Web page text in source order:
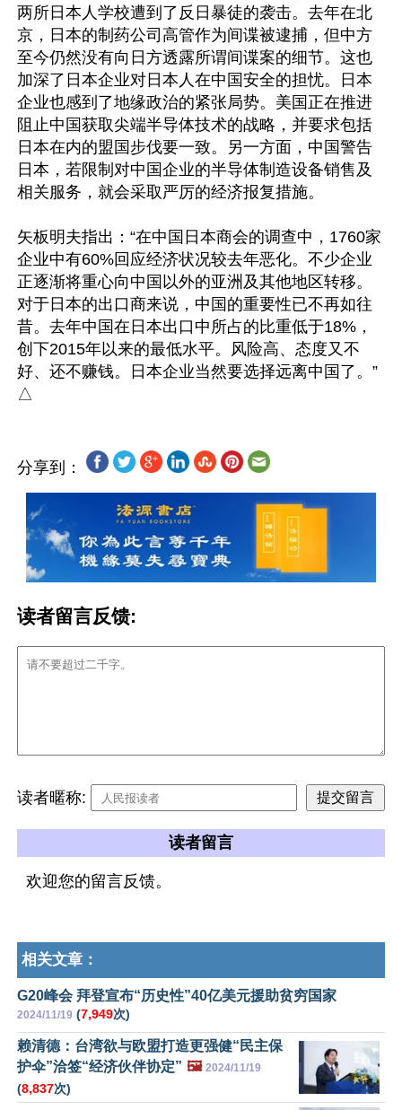
两所日本人学校遭到了反日暴徒的袭击。去年在北
京，日本的制药公司高管作为间谍被逮捕，但中方
至今仍然没有向日方透露所谓间谍案的细节。这也
加深了日本企业对日本人在中国安全的担忧。日本
企业也感到了地缘政治的紧张局势。美国正在推进
阻止中国获取尖端半导体技术的战略，并要求包括
日本在内的盟国步伐要一致。另一方面，中国警告
日本，若限制对中国企业的半导体制造设备销售及
相关服务，就会采取严厉的经济报复措施。
矢板明夫指出：“在中国日本商会的调查中，1760家
企业中有60%回应经济状况较去年恶化。不少企业
正逐渐将重心向中国以外的亚洲及其他地区转移。
对于日本的出口商来说，中国的重要性已不再如往
昔。去年中国在日本出口中所占的比重低于18%，
创下2015年以来的最低水平。风险高、态度又不
好、还不赚钱。日本企业当然要选择远离中国了。”
分享到：
读者留言反馈:
读者暱称:
读者留言
欢迎您的留言反馈。
相关文章：
G20峰会 拜登宣布“历史性”40亿美元援助贫穷国家
2024/11/19 (7,949次)
赖清德：台湾欲与欧盟打造更强健“民主保
护伞”洽签“经济伙伴协定” 🖼️ 2024/11/19
(8,837次)